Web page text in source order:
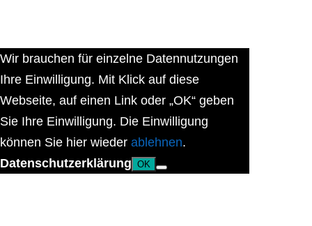
Wir brauchen für einzelne Datennutzungen
Ihre Einwilligung. Mit Klick auf diese
Webseite, auf einen Link oder „OK“ geben
Sie Ihre Einwilligung. Die Einwilligung
können Sie hier wieder ablehnen.
Datenschutzerklärung OK